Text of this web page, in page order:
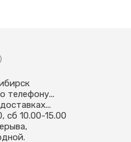
телефону...
сб 10.00-15.00